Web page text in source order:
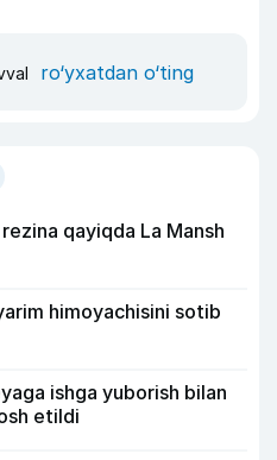
ro‘yxatdan o‘ting
qayiqda La Mansh
himoyachisini sotib
ishga yuborish bilan
etildi